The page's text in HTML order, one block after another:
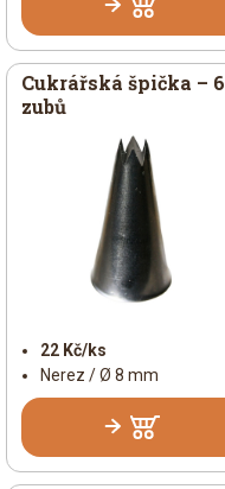
Cukrářská špička – 6
zubů
22 Kč/ks
Nerez / Ø 8 mm